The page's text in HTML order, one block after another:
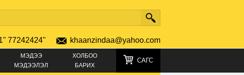
77242424'' khaanzindaa@yahoo.com
МЭДЭЭ
МЭДЭЭЛЭЛ
ХОЛБОО
БАРИХ
САГС